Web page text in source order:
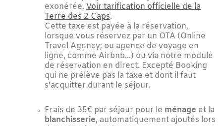
exonérée. Voir tarification officielle de la
Terre des 2 Caps.
Cette taxe est payée à la réservation,
lorsque vous réservez par un OTA (Online
Travel Agency; ou agence de voyage en
ligne, comme Airbnb...) ou via notre module
de réservation en direct. Excepté Booking
qui ne prélève pas la taxe et dont il faut
s'acquitter durant le séjour.
Frais de 35€ par séjour pour le ménage et la
blanchisserie, automatiquement ajoutés lors